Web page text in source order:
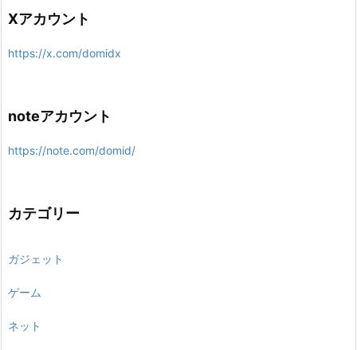
Xアカウント
https://x.com/domidx
noteアカウント
https://note.com/domid/
カテゴリー
ガジェット
ゲーム
ネット